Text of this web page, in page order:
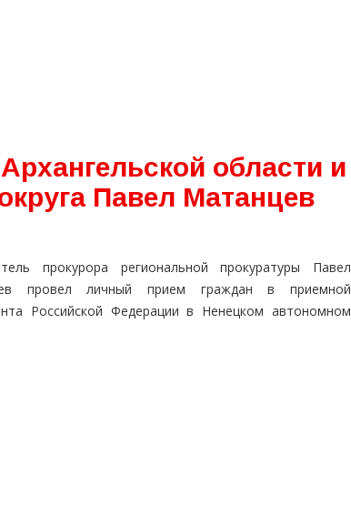
области и
Павел Матанцев
прокурора региональной прокуратуры Павел
провел личный прием граждан в приемной
Российской Федерации в Ненецком автономном